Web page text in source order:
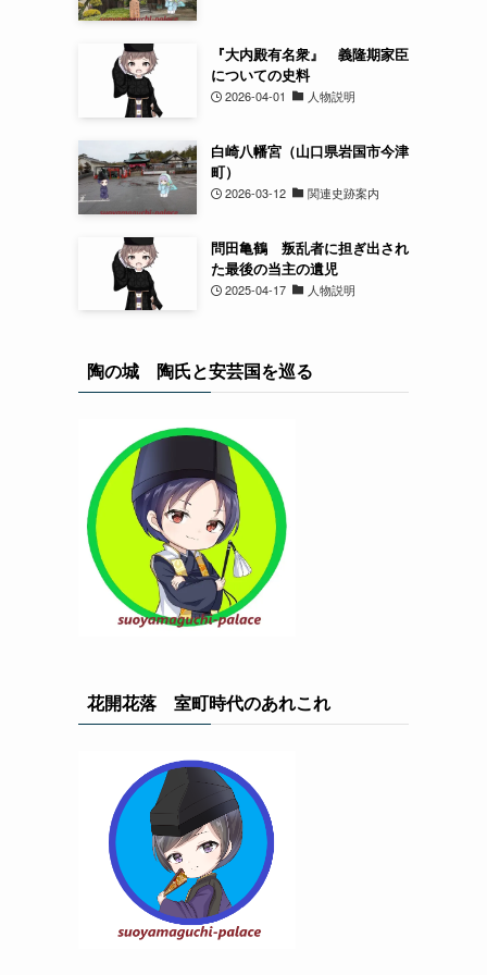
『大内殿有名衆』 義隆期家臣
についての史料
2026-04-01 人物説明
白崎八幡宮（山口県岩国市今津
町）
2026-03-12 関連史跡案内
問田亀鶴 叛乱者に担ぎ出され
た最後の当主の遺児
2025-04-17 人物説明
陶の城 陶氏と安芸国を巡る
花開花落 室町時代のあれこれ